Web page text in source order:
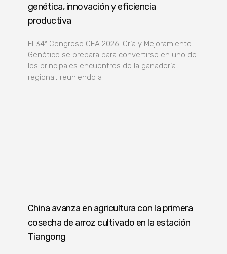
genética, innovación y eficiencia
productiva
El 34º Congreso CEA 2026: Cría y Mejoramiento
Genético se prepara para convertirse en uno de
los principales encuentros de la ganadería
regional, reuniendo a
China avanza en agricultura con la primera
cosecha de arroz cultivado en la estación
Tiangong